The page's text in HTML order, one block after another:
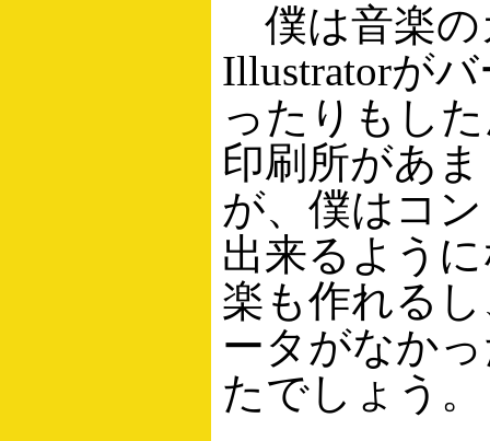
僕は音楽の
Illustratorが
ったりもし
印刷所があ
が、僕はコ
出来るよう
楽も作れる
ータがなか
たでしょう。